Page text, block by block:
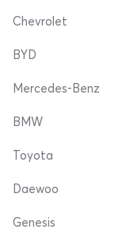
Chevrolet
BYD
Mercedes-Benz
BMW
Toyota
Daewoo
Genesis